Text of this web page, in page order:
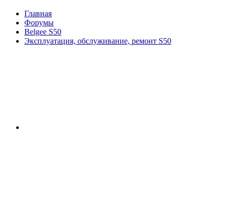
Главная
Форумы
Belgee S50
Эксплуатация, обслуживание, ремонт S50